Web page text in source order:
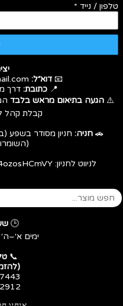
טלפון / נייד *
📧דוא״ל:
📍 כתובת: דרך מנחם
⚠️ הגעה בתיאום מראש בלבד
קבלת קהל
🚗 חניה: חניון מסודר בשפע
(השומרון 6, תל
לניווט לחניון:
🕒
ימים א׳–ה׳ |
​​​​​​​📞